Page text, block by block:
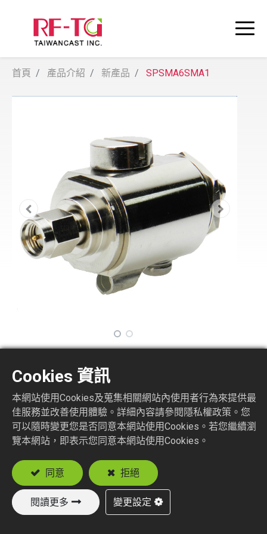
首頁 產品介紹 新產品 SPSMA6SMA1
SPSMA6SMA1
Surge Protector SMA Jack to SMA Plug
加入詢價車
新產品
Cookies 資訊
本網站使用Cookies及蒐集相關網站內使用者行為來提供最
佳服務並改善使用體驗。詳細內容請參閱隱私權政策。您
可以隨時變更您是否同意本網站使用Cookies。若您繼續瀏
覽本網站，即表示您同意本網站使用Cookies。
同意 拒絕
閱讀更多 變更設定